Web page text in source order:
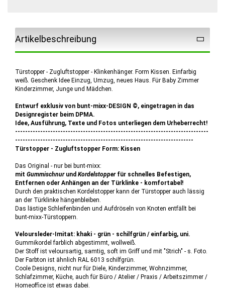
Artikelbeschreibung
Türstopper - Zugluftstopper - Klinkenhänger. Form Kissen. Einfarbig
weiß. Geschenk Idee Einzug, Umzug, neues Haus. Für Baby Zimmer
Kinderzimmer, Junge und Mädchen.
Entwurf exklusiv von bunt-mixx-DESIGN ©, eingetragen in das
Designregister beim DPMA.
Idee, Ausführung, Texte und Fotos unterliegen dem Urheberrecht!
-----------------------------------------------------------------------------
-----------------------------------------------------------------------
Türstopper - Zugluftstopper Form: Kissen
Das Original - nur bei bunt-mixx:
mit Gummischnurund Kordelstopperfür schnelles Befestigen,
Entfernen oder Anhängen an der Türklinke - komfortabel!
Durch den praktischen Kordelstopper kann der Türstopper auch lässig
an der Türklinke hängenbleiben.
Das lästige Schleifenbinden und Aufdröseln von Knoten entfällt bei
bunt-mixx-Türstoppern.
Veloursleder-Imitat: khaki - grün - schilfgrün / einfarbig, uni.
Gummikordel farblich abgestimmt, wollweiß.
Der Stoff ist veloursartig, samtig, soft im Griff und mit "Strich" - s. Foto.
Der Farbton ist ähnlich RAL 6013 schilfgrün.
Coole Designs, nicht nur für Diele, Kinderzimmer, Wohnzimmer,
Schlafzimmer, Küche, auch für Büro / Atelier / Praxis / Arbeitszimmer /
Homeoffice ist etwas dabei.